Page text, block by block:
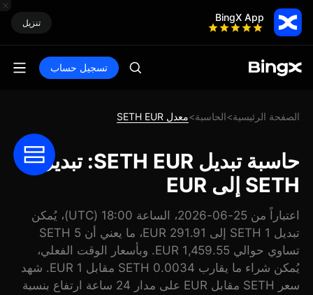
BingX App تنزيل
تسجيل حساب
الصفحة الرئيسية>الحاسبة>معدل SETH EUR
حاسبة تبديل SETH EUR: تبديل
SETH إلى EUR
اعتباراً من 25-06-2026، الساعة 18:00 (UTC)، يُمكن
تبديل 1 SETH إلى 291.91 EUR، ما يعني أن 5 SETH
تساوي حوالي 1,459.55 EUR. وبأسعار الوقت الفعلي،
يُمكن شراء ما يقارب 0.0034 SETH مقابل 1 EUR. شهد
سعر SETH مقابل EUR على مدار 24 ساعة ارتفاع بنسبة